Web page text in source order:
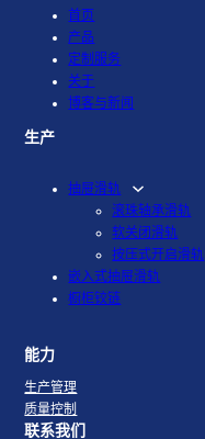
首页
产品
定制服务
关于
博客与新闻
生产
抽屉滑轨
滚珠轴承滑轨
软关闭滑轨
按压式开启滑轨
嵌入式抽屉滑轨
橱柜铰链
能力
生产管理
质量控制
联系我们